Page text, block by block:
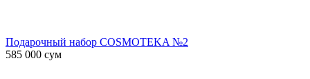
Подарочный набор COSMOTEKA №2
585 000 сум